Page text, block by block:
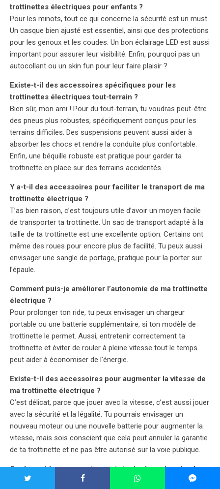
trottinettes électriques pour enfants ?
Pour les minots, tout ce qui concerne la sécurité est un must.
Un casque bien ajusté est essentiel, ainsi que des protections
pour les genoux et les coudes. Un bon éclairage LED est aussi
important pour assurer leur visibilité. Enfin, pourquoi pas un
autocollant ou un skin fun pour leur faire plaisir ?
Existe-t-il des accessoires spécifiques pour les
trottinettes électriques tout-terrain ?
Bien sûr, mon ami ! Pour du tout-terrain, tu voudras peut-être
des pneus plus robustes, spécifiquement conçus pour les
terrains difficiles. Des suspensions peuvent aussi aider à
absorber les chocs et rendre la conduite plus confortable.
Enfin, une béquille robuste est pratique pour garder ta
trottinette en place sur des terrains accidentés.
Y a-t-il des accessoires pour faciliter le transport de ma
trottinette électrique ?
T’as bien raison, c’est toujours utile d’avoir un moyen facile
de transporter ta trottinette. Un sac de transport adapté à la
taille de ta trottinette est une excellente option. Certains ont
même des roues pour encore plus de facilité. Tu peux aussi
envisager une sangle de portage, pratique pour la porter sur
l’épaule.
Comment puis-je améliorer l’autonomie de ma trottinette
électrique ?
Pour prolonger ton ride, tu peux envisager un chargeur
portable ou une batterie supplémentaire, si ton modèle de
trottinette le permet. Aussi, entretenir correctement ta
trottinette et éviter de rouler à pleine vitesse tout le temps
peut aider à économiser de l’énergie.
Existe-t-il des accessoires pour augmenter la vitesse de
ma trottinette électrique ?
C’est délicat, parce que jouer avec la vitesse, c’est aussi jouer
avec la sécurité et la légalité. Tu pourrais envisager un
nouveau moteur ou une nouvelle batterie pour augmenter la
vitesse, mais sois conscient que cela peut annuler la garantie
de ta trottinette et ne pas être autorisé sur la voie publique.
Quels sont les accessoires qui ajoutent une touche de
luxe à ma trottinette électrique ?